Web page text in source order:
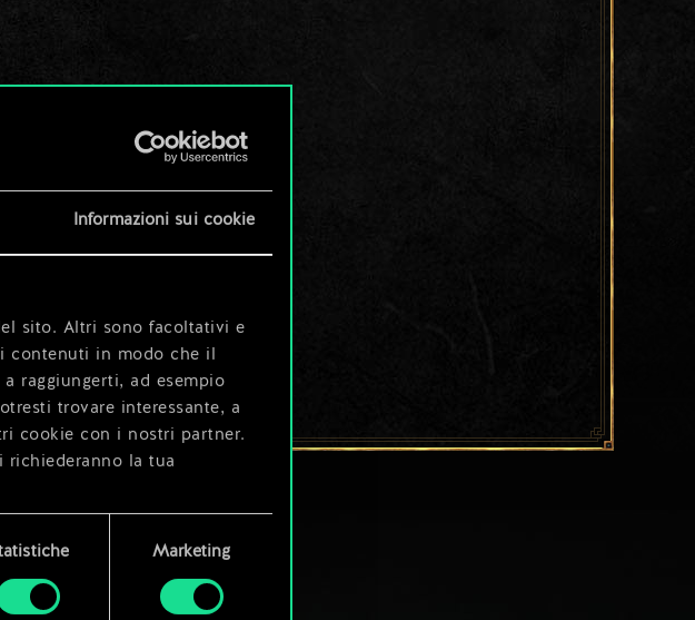
Informazioni sui cookie
sito. Altri sono facoltativi e
contenuti in modo che il
raggiungerti, ad esempio
trovare interessante, a
cookie con i nostri partner.
richiederanno la tua
su come impostare le tue
Marketing